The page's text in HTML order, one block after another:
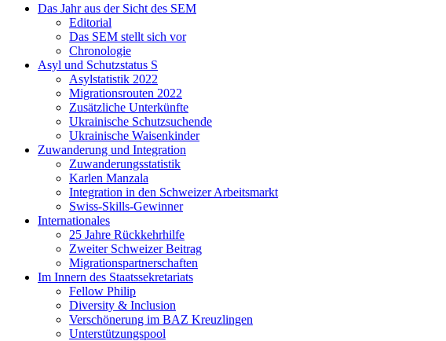
Das Jahr aus der Sicht des SEM
Editorial
Das SEM stellt sich vor
Chronologie
Asyl und Schutzstatus S
Asylstatistik 2022
Migrationsrouten 2022
Zusätzliche Unterkünfte
Ukrainische Schutzsuchende
Ukrainische Waisenkinder
Zuwanderung und Integration
Zuwanderungsstatistik
Karlen Manzala
Integration in den Schweizer Arbeitsmarkt
Swiss-Skills-Gewinner
Internationales
25 Jahre Rückkehrhilfe
Zweiter Schweizer Beitrag
Migrationspartnerschaften
Im Innern des Staatssekretariats
Fellow Philip
Diversity & Inclusion
Verschönerung im BAZ Kreuzlingen
Unterstützungspool